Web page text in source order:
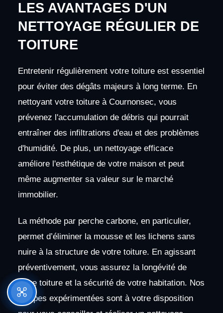
LES AVANTAGES D'UN
NETTOYAGE RÉGULIER DE
TOITURE
Entretenir régulièrement votre toiture est essentiel
pour éviter des dégâts majeurs à long terme. En
nettoyant votre toiture à Cournonsec, vous
prévenez l'accumulation de débris qui pourrait
entraîner des infiltrations d'eau et des problèmes
d'humidité. De plus, un nettoyage efficace
améliore l'esthétique de votre maison et peut
même augmenter sa valeur sur le marché
immobilier.
La méthode par perche carbone, en particulier,
permet d’éliminer la mousse et les lichens sans
nuire à la structure de votre toiture. En agissant
préventivement, vous assurez la longévité de
votre toiture et la sécurité de votre habitation. Nos
équipes expérimentées sont à votre disposition